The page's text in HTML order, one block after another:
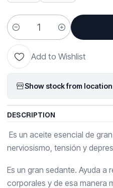
Quantity
Add to Wishlist
Show stock from
DESCRIPTION
Es un aceite esencial de
nerviosismo, tensión y
Es un gran sedante. Ayuda a
corporales y de esa manera